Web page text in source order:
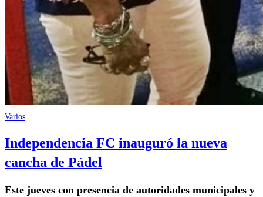
Varios
Independencia FC inauguró la nueva
cancha de Pádel
Este jueves con presencia de autoridades municipales y